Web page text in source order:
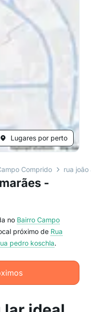
Lugares por perto
Comprido rua joão
-
no Bairro Campo
próximo de Rua
pedro koschla.